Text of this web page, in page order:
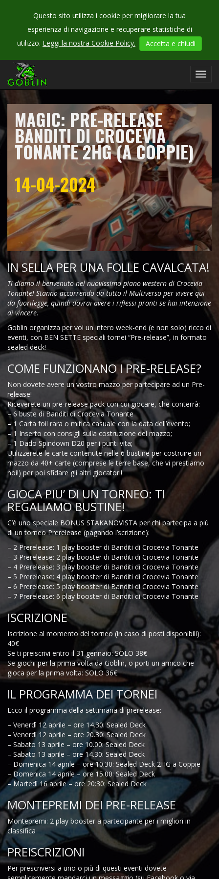
Questo sito utilizza i cookie per migliorare la tua
esperienza di navigazione e recuperare statistiche di
utilizzo. Leggi la nostra Cookie Policy. Accetta e chiudi
CHECK
OUR
MAGIC: PRE-RELEASE
BANDITI DI CROCEVIA
TONANTE 2HG (A COPPIE)
14-04-2024
IN SELLA PER UNA FOLLE CAVALCATA!
Ti diamo il benvenuto nel nuovissimo piano western di Crocevia
Tonante! Stanno accorrendo da tutto il Multiverso per vivere qui
da fuorilegge, quindi dovrai avere i riflessi pronti se hai intenzione
di vincere.
Goblin organizza per voi un intero week-end (e non solo) ricco di
eventi, con BEN SETTE speciali tornei “Pre-release”, in formato
sealed deck!
COME FUNZIONANO I PRE-RELEASE?
Non dovete avere un vostro mazzo per partecipare ad un Pre-
release!
Riceverete un pre-release pack con cui giocare, che conterrà:
– 6 buste di Banditi di Crocevia Tonante
– 1 Carta foil rara o mitica casuale con la data dell’evento;
– 1 Inserto con consigli sulla costruzione del mazzo;
– 1 Dado Spindown D20 per i punti vita;
Utilizzerete le carte contenute nelle 6 bustine per costruire un
mazzo da 40+ carte (comprese le terre base, che vi prestiamo
noi!) per poi sfidare gli altri giocatori!
GIOCA PIU’ DI UN TORNEO: TI
REGALIAMO BUSTINE!
C’è uno speciale BONUS STAKANOVISTA per chi partecipa a più
di un torneo Prerelease (pagando l’scrizione):
– 2 Prerelease: 1 play booster di Banditi di Crocevia Tonante
– 3 Prerelease: 2 play booster di Banditi di Crocevia Tonante
– 4 Prerelease: 3 play booster di Banditi di Crocevia Tonante
– 5 Prerelease: 4 play booster di Banditi di Crocevia Tonante
– 6 Prerelease: 5 play booster di Banditi di Crocevia Tonante
– 7 Prerelease: 6 play booster di Banditi di Crocevia Tonante
ISCRIZIONE
Iscrizione al momento del torneo (in caso di posti disponibili):
40€
Se ti preiscrivi entro il 31 gennaio: SOLO 38€
Se giochi per la prima volta da Goblin, o porti un amico che
gioca per la prima volta: SOLO 36€
IL PROGRAMMA DEI TORNEI
Ecco il programma della settimana di prerelease:
– Venerdì 12 aprile – ore 14.30: Sealed Deck
– Venerdì 12 aprile – ore 20.30: Sealed Deck
– Sabato 13 aprile – ore 10.00: Sealed Deck
– Sabato 13 aprile – ore 14.30: Sealed Deck
– Domenica 14 aprile – ore 10.30: Sealed Deck 2HG a Coppie
– Domenica 14 aprile – ore 15.00: Sealed Deck
– Martedì 16 aprile – ore 20:30: Sealed Deck
MONTEPREMI DEI PRE-RELEASE
Montepremi: 2 play booster a partecipante per i migliori in
classifica
PREISCRIZIONI
Per prescriversi a uno o più di questi eventi dovete